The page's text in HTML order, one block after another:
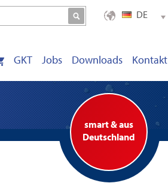
DE
GKT Jobs Downloads Kontakt
smart & aus
Deutschland